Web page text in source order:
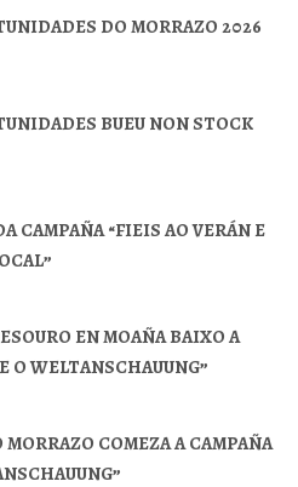
DO MORRAZO 2026
BUEU NON STOCK
CAMPAÑA “FIEIS AO VERÁN E
EN MOAÑA BAIXO A
O WELTANSCHAUUNG”
COMEZA A CAMPAÑA